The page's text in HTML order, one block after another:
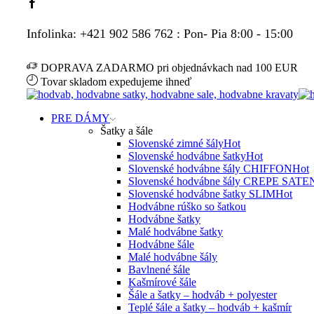
Facebook
Infolinka: +421 902 586 762 : Pon- Pia 8:00 - 15:00
DOPRAVA ZADARMO pri objednávkach nad 100 EUR
Tovar skladom expedujeme ihneď
PRE DÁMY
Šatky a šále
Slovenské zimné šályHot
Slovenské hodvábne šatkyHot
Slovenské hodvábne šály CHIFFONHot
Slovenské hodvábne šály CREPE
Slovenské hodvábne šatky SLIMHot
Hodvábne rúško so šatkou
Hodvábne šatky
Malé hodvábne šatky
Hodvábne šále
Malé hodvábne šály
Bavlnené šále
Kašmírové šále
Šále a šatky – hodváb + polyester
Teplé šále a šatky – hodváb + kašmír